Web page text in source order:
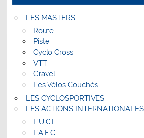
LES MASTERS
Route
Piste
Cyclo Cross
VTT
Gravel
Les Vélos Couchés
LES CYCLOSPORTIVES
LES ACTIONS INTERNATIONALES
L’U.C.I.
L’A.E.C